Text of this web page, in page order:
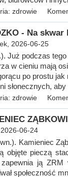
zdrowie
- Na
2026-06-25
Już podczas
w cieniu mają
po prostu
słonecznych,
zdrowie
06-24
Kamieniec
objęte pieczą
ją ZRM
społeczność